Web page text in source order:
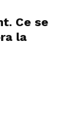
Ce se
la